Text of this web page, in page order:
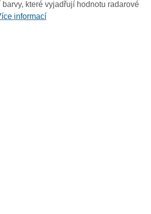
které vyjadřují hodnotu radarové
informací